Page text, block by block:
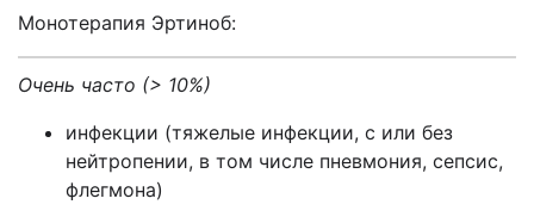
Монотерапия Эртиноб:
Очень часто (> 10%)
инфекции (тяжелые инфекции, с или без
нейтропении, в том числе пневмония, сепсис,
флегмона)